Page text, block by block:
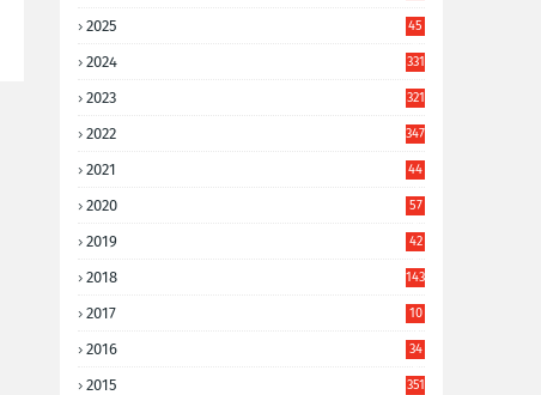
2025
45
2024 331
2023 321
2022 347
2021
44
2020
57
2019
42
2018 143
2017
10
2016
34
2015 351